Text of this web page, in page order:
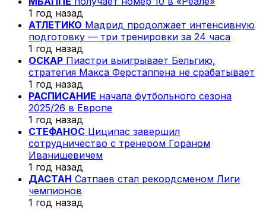
1 год назад
АТЛЕТИКО Мадрид продолжает интенсивную
подготовку — три тренировки за 24 часа
1 год назад
ОСКАР Пиастри выигрывает Бельгию,
стратегия Макса Ферстаппена не срабатывает
1 год назад
РАСПИСАНИЕ начала футбольного сезона
2025/26 в Европе
1 год назад
СТЕФАНОС Циципас завершил
сотрудничество с тренером Гораном
Иванишевичем
1 год назад
ДАСТАН Сатпаев стал рекордсменом Лиги
чемпионов
1 год назад